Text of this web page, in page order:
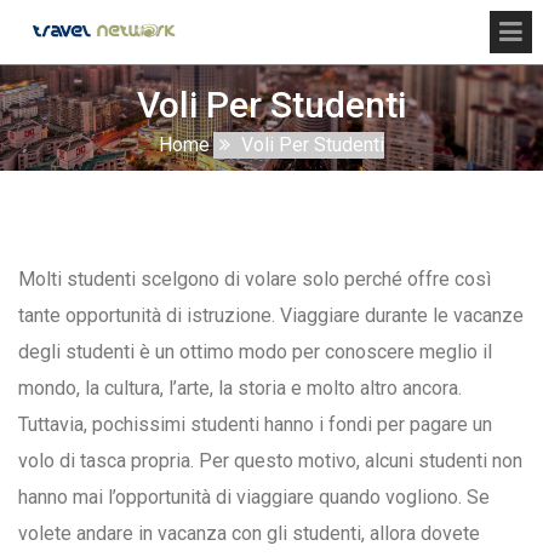
Voli Per Studenti
Home Voli Per Studenti
Molti studenti scelgono di volare solo perché offre così
tante opportunità di istruzione. Viaggiare durante le vacanze
degli studenti è un ottimo modo per conoscere meglio il
mondo, la cultura, l’arte, la storia e molto altro ancora.
Tuttavia, pochissimi studenti hanno i fondi per pagare un
volo di tasca propria. Per questo motivo, alcuni studenti non
hanno mai l’opportunità di viaggiare quando vogliono. Se
volete andare in vacanza con gli studenti, allora dovete